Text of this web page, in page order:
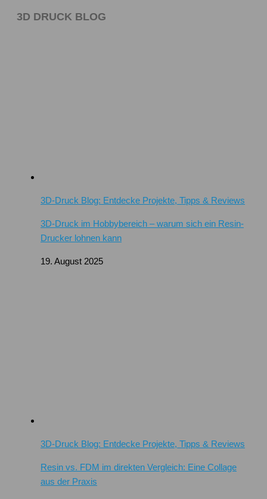
3D DRUCK BLOG
3D-Druck Blog: Entdecke Projekte, Tipps & Reviews
3D-Druck im Hobbybereich – warum sich ein Resin-
Drucker lohnen kann
19. August 2025
3D-Druck Blog: Entdecke Projekte, Tipps & Reviews
Resin vs. FDM im direkten Vergleich: Eine Collage
aus der Praxis